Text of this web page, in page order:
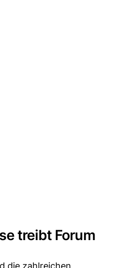
treibt Forum
die zahlreichen